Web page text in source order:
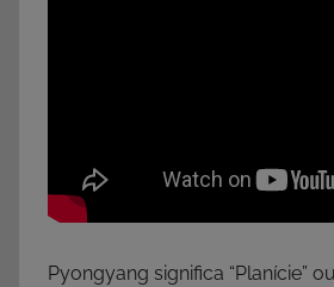
Pyongyang significa “Planície” ou